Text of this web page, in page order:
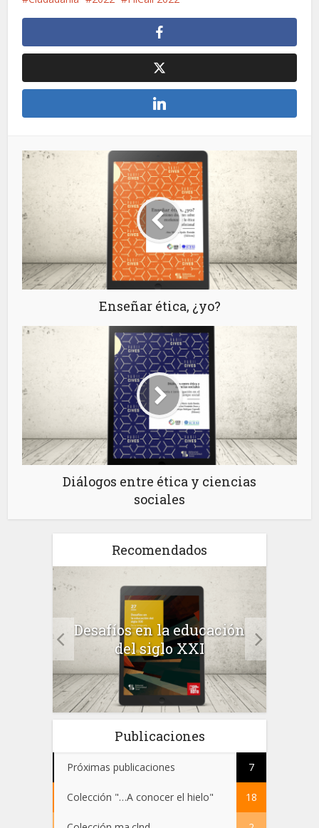
Enseñar ética, ¿yo?
Diálogos entre ética y ciencias
sociales
Recomendados
Desafíos en la educación
del siglo XXI
Publicaciones
Próximas publicaciones 7
Colección "…A conocer el hielo" 18